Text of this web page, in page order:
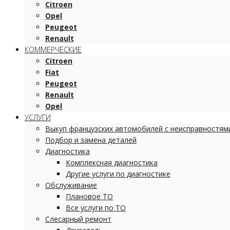
Citroen
Opel
Peugeot
Renault
КОММЕРЧЕСКИЕ
Citroen
Fiat
Peugeot
Renault
Opel
УСЛУГИ
Выкуп французских автомобилей с
Подбор и замена деталей
Диагностика
Комплексная диагностика
Другие услуги по диагностике
Обслуживание
Плановое ТО
Все услуги по ТО
Слесарный ремонт